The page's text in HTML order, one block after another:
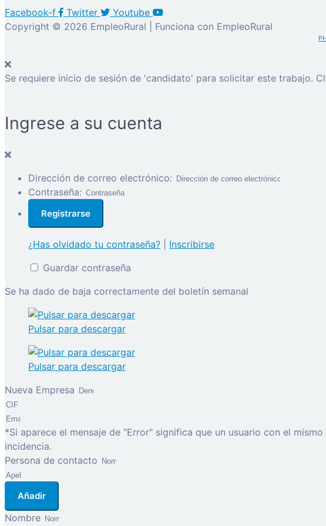
Facebook-f Twitter
Youtube
Copyright © 2026 EmpleoRural | Funciona con EmpleoRural
Se requiere inicio de sesión de 'candidato' para solicitar este trabajo.
Ingrese a su cuenta
Dirección de correo electrónico:
Contraseña:
¿Has olvidado tu contraseña?
Inscribirse
Guardar contraseña
Se ha dado de baja correctamente del boletín semanal
Pulsar para descargar
Pulsar para descargar
Nueva Empresa
*Si aparece el mensaje de "Error" significa que un usuario con el
incidencia.
Persona de contacto
Añadir
Nombre